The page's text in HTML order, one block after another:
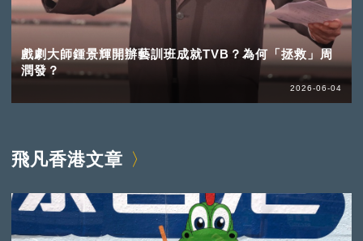
戲劇大師鍾景輝開辦藝訓班成就TVB？為何「拯救」周
潤發？
2026-06-04
飛凡香港文章